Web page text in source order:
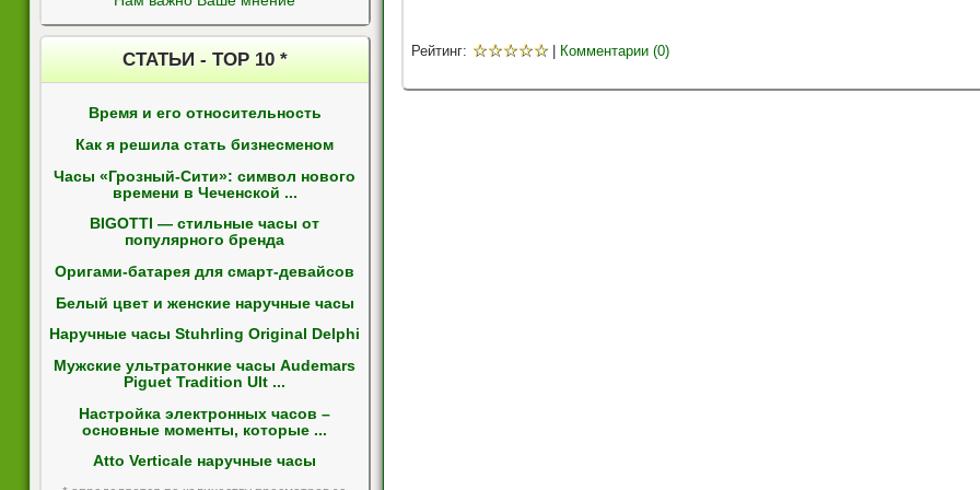
СТАТЬИ - ТОР 10 *
Время и его относительность
Как я решила стать бизнесменом
Часы «Грозный-Сити»: символ нового
времени в Чеченской ...
BIGOTTI — стильные часы от
популярного бренда
Оригами-батарея для смарт-девайсов
Белый цвет и женские наручные часы
Наручные часы Stuhrling Original Delphi
Мужские ультратонкие часы Audemars
Piguet Tradition Ult ...
Настройка электронных часов –
основные моменты, которые ...
Atto Verticale наручные часы
Рейтинг: ☆☆☆☆☆| Комментарии (0)